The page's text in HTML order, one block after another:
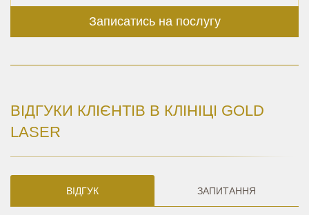
Записатись на послугу
ВІДГУКИ КЛІЄНТІВ В КЛІНІЦІ GOLD
LASER
ВІДГУК ЗАПИТАННЯ